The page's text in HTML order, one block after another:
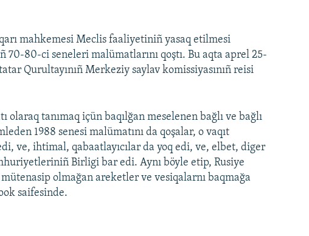
mahkemesi Meclis faaliyetiniñ yasaq etilmesi
70-80-ci seneleri malümatlarını qoştı. Bu aqta aprel 25-
Qurultayınıñ Merkeziy saylav komissiyasınıñ reisi
tanımaq içün baqılğan meselenen bağlı ve bağlı
1988 senesi malümatını da qoşalar, o vaqıt
ve, ihtimal, qabaatlayıcılar da yoq edi, ve, elbet, diger
Birligi bar edi. Aynı böyle etip, Rusiye
mütenasip olmağan areketler ve vesiqalarnı baqmağa
saifesinde.